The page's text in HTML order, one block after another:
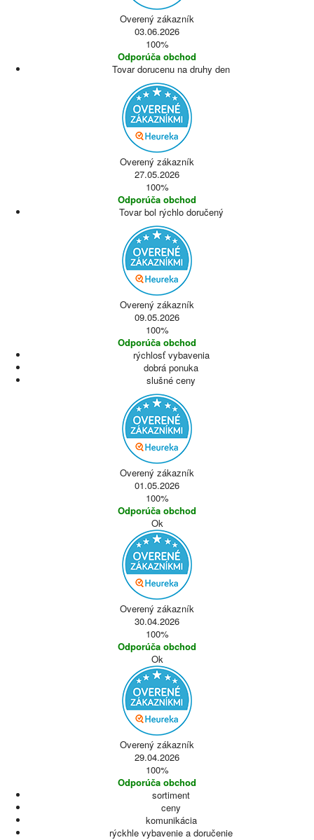
Overený zákazník
03.06.2026
100%
Odporúča obchod
Tovar dorucenu na druhy den
Overený zákazník
27.05.2026
100%
Odporúča obchod
Tovar bol rýchlo doručený
Overený zákazník
09.05.2026
100%
Odporúča obchod
rýchlosť vybavenia
dobrá ponuka
slušné ceny
Overený zákazník
01.05.2026
100%
Odporúča obchod
Ok
Overený zákazník
30.04.2026
100%
Odporúča obchod
Ok
Overený zákazník
29.04.2026
100%
Odporúča obchod
sortiment
ceny
komunikácia
rýckhle vybavenie a doručenie